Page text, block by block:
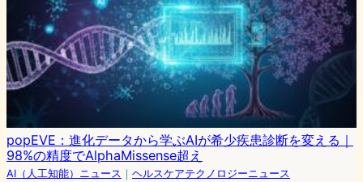
popEVE：進化データから学ぶAIが希少疾患診断を変える｜
98%の精度でAlphaMissense超え
AI（人工知能）ニュース ｜ ヘルスケアテクノロジーニュース